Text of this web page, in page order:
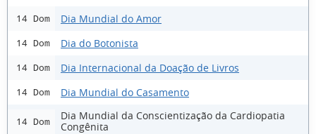
14 Dom Dia Mundial do Amor
14 Dom Dia do Botonista
14 Dom Dia Internacional da Doação de Livros
14 Dom Dia Mundial do Casamento
14 Dom
Dia Mundial da Conscientização da Cardiopatia
Congênita